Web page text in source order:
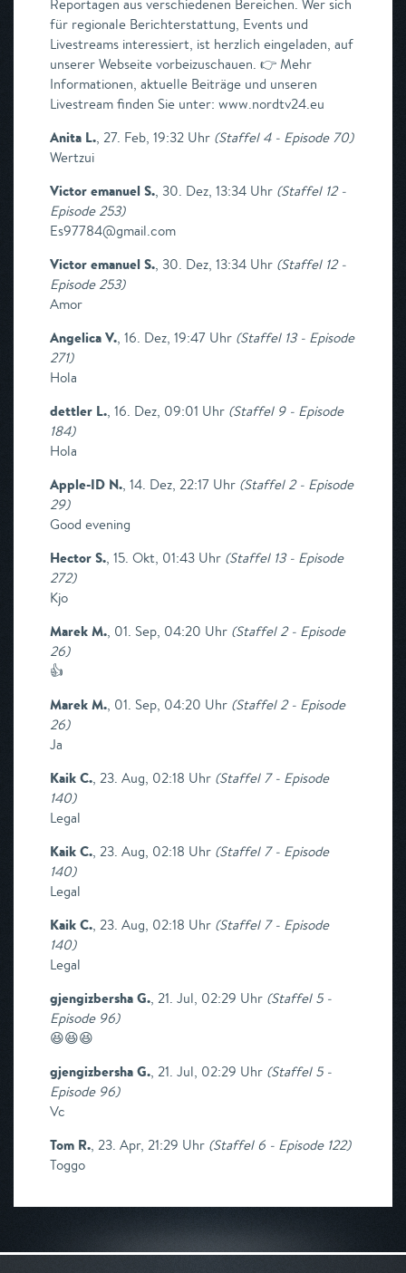
Reportagen aus verschiedenen Bereichen. Wer sich
für regionale Berichterstattung, Events und
Livestreams interessiert, ist herzlich eingeladen, auf
unserer Webseite vorbeizuschauen. 👉 Mehr
Informationen, aktuelle Beiträge und unseren
Livestream finden Sie unter: www.nordtv24.eu
Anita L., 27. Feb, 19:32 Uhr (Staffel 4 - Episode 70)
Wertzui
Victor emanuel S., 30. Dez, 13:34 Uhr (Staffel 12 -
Episode 253)
Es97784@gmail.com
Victor emanuel S., 30. Dez, 13:34 Uhr (Staffel 12 -
Episode 253)
Amor
Angelica V., 16. Dez, 19:47 Uhr (Staffel 13 - Episode
271)
Hola
dettler L., 16. Dez, 09:01 Uhr (Staffel 9 - Episode
184)
Hola
Apple-ID N., 14. Dez, 22:17 Uhr (Staffel 2 - Episode
29)
Good evening
Hector S., 15. Okt, 01:43 Uhr (Staffel 13 - Episode
272)
Kjo
Marek M., 01. Sep, 04:20 Uhr (Staffel 2 - Episode
26)
👍
Marek M., 01. Sep, 04:20 Uhr (Staffel 2 - Episode
26)
Ja
Kaik C., 23. Aug, 02:18 Uhr (Staffel 7 - Episode
140)
Legal
Kaik C., 23. Aug, 02:18 Uhr (Staffel 7 - Episode
140)
Legal
Kaik C., 23. Aug, 02:18 Uhr (Staffel 7 - Episode
140)
Legal
gjengizbersha G., 21. Jul, 02:29 Uhr (Staffel 5 -
Episode 96)
😆😆😆
gjengizbersha G., 21. Jul, 02:29 Uhr (Staffel 5 -
Episode 96)
Vc
Tom R., 23. Apr, 21:29 Uhr (Staffel 6 - Episode 122)
Toggo